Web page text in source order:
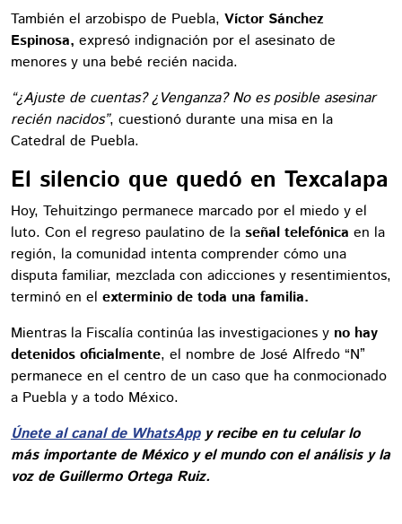
También el arzobispo de Puebla, Víctor Sánchez
Espinosa, expresó indignación por el asesinato de
menores y una bebé recién nacida.
“¿Ajuste de cuentas? ¿Venganza? No es posible asesinar
recién nacidos”, cuestionó durante una misa en la
Catedral de Puebla.
El silencio que quedó en Texcalapa
Hoy, Tehuitzingo permanece marcado por el miedo y el
luto. Con el regreso paulatino de la señal telefónica en la
región, la comunidad intenta comprender cómo una
disputa familiar, mezclada con adicciones y resentimientos,
terminó en el exterminio de toda una familia.
Mientras la Fiscalía continúa las investigaciones y no hay
detenidos oficialmente, el nombre de José Alfredo “N”
permanece en el centro de un caso que ha conmocionado
a Puebla y a todo México.
Únete al canal de WhatsAppy recibe en tu celular lo
más importante de México y el mundo con el análisis y la
voz de Guillermo Ortega Ruiz.